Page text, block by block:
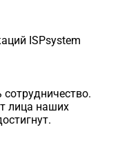
ISPsystem
лица наших